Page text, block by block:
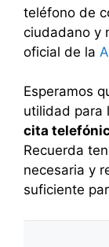
teléfono de
ciudadano y
oficial de la
Esperamos
utilidad para
cita
Recuerda
necesaria y
suficiente